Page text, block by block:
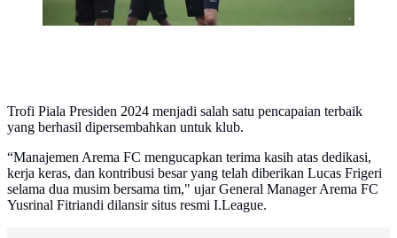
Trofi Piala Presiden 2024 menjadi salah satu pencapaian terbaik
yang berhasil dipersembahkan untuk klub.
“Manajemen Arema FC mengucapkan terima kasih atas dedikasi,
kerja keras, dan kontribusi besar yang telah diberikan Lucas Frigeri
selama dua musim bersama tim," ujar General Manager Arema FC
Yusrinal Fitriandi dilansir situs resmi I.League.